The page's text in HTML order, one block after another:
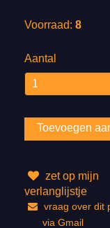
Voorraad: 8
Aantal
zet op mijn
verlanglijstje
vraag over dit
via Gmail